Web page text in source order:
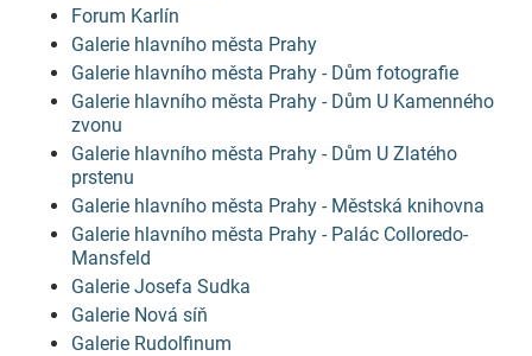
Forum Karlín
Galerie hlavního města Prahy
Galerie hlavního města Prahy - Dům fotografie
Galerie hlavního města Prahy - Dům U Kamenného
zvonu
Galerie hlavního města Prahy - Dům U Zlatého
prstenu
Galerie hlavního města Prahy - Městská knihovna
Galerie hlavního města Prahy - Palác Colloredo-
Mansfeld
Galerie Josefa Sudka
Galerie Nová síň
Galerie Rudolfinum